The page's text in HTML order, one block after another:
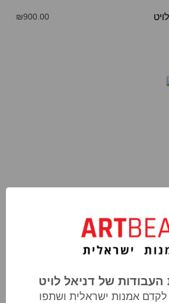
₪900.00
של דניאל לויט
לקדם אמנות ישראלית ושתפו